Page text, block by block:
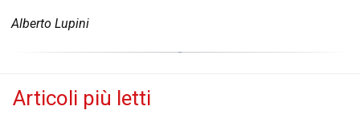
Alberto Lupini
Articoli più letti